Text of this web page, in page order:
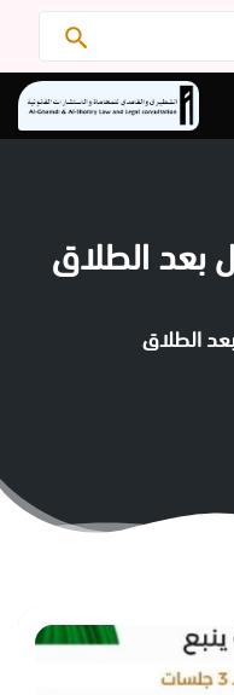
بعد الطلاق
الطلاق